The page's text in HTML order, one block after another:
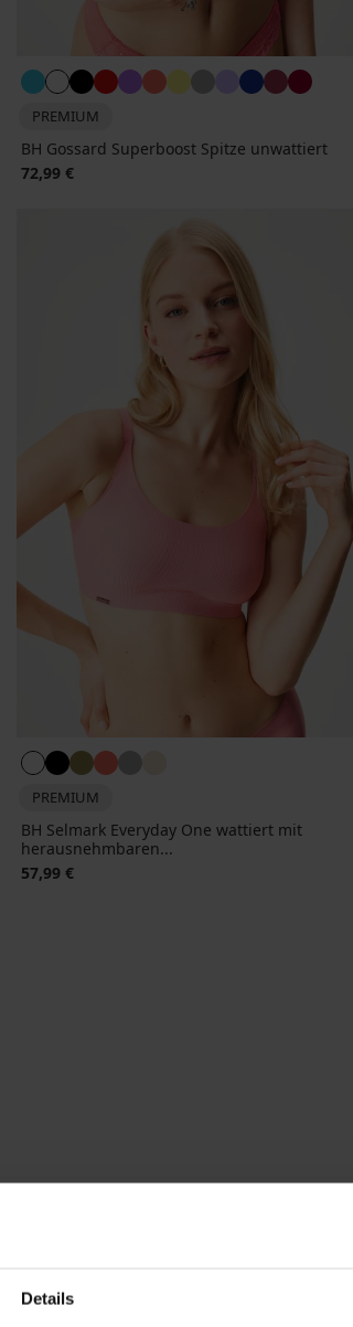
Details
PREMIUM
BH Gossard Superboost Spitze unwattiert
72,99 €
PREMIUM
BH Selmark Everyday One wattiert mit
herausnehmbaren...
57,99 €